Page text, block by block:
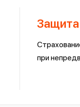
Защита
при